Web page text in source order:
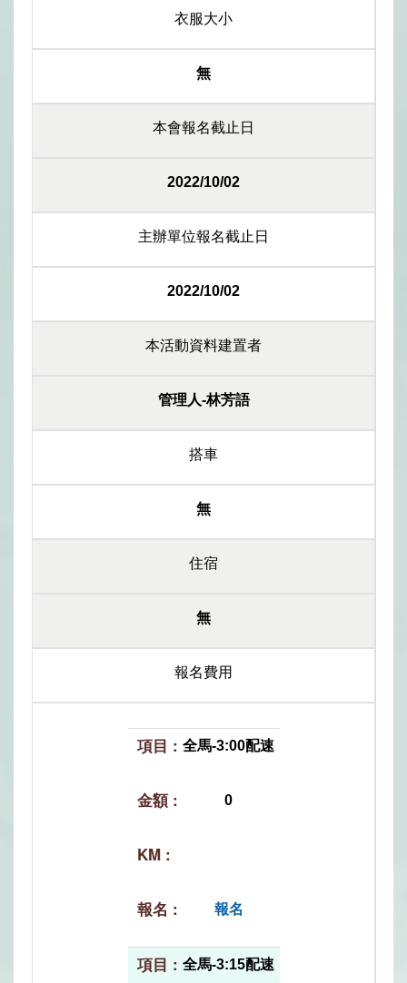
衣服大小
無
本會報名截止日
2022/10/02
主辦單位報名截止日
2022/10/02
本活動資料建置者
管理人-林芳語
搭車
無
住宿
無
報名費用
全馬-3:00配速
0
報名
全馬-3:15配速